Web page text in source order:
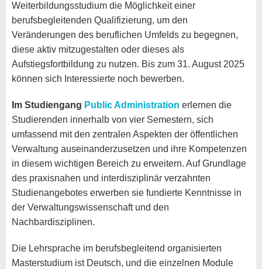
Weiterbildungsstudium die Möglichkeit einer
berufsbegleitenden Qualifizierung, um den
Veränderungen des beruflichen Umfelds zu begegnen,
diese aktiv mitzugestalten oder dieses als
Aufstiegsfortbildung zu nutzen. Bis zum 31. August 2025
können sich Interessierte noch bewerben.
Im Studiengang Public Administration erlernen die
Studierenden innerhalb von vier Semestern, sich
umfassend mit den zentralen Aspekten der öffentlichen
Verwaltung auseinanderzusetzen und ihre Kompetenzen
in diesem wichtigen Bereich zu erweitern. Auf Grundlage
des praxisnahen und interdisziplinär verzahnten
Studienangebotes erwerben sie fundierte Kenntnisse in
der Verwaltungswissenschaft und den
Nachbardisziplinen.
Die Lehrsprache im berufsbegleitend organisierten
Masterstudium ist Deutsch, und die einzelnen Module